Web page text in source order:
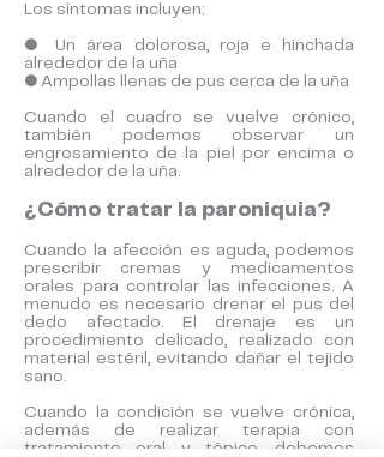
Los síntomas incluyen:
● Un área dolorosa, roja e hinchada
alrededor de la uña
● Ampollas llenas de pus cerca de la uña
Cuando el cuadro se vuelve crónico,
también podemos observar un
engrosamiento de la piel por encima o
alrededor de la uña.
¿Cómo tratar la paroniquia?
Cuando la afección es aguda, podemos
prescribir cremas y medicamentos
orales para controlar las infecciones. A
menudo es necesario drenar el pus del
dedo afectado. El drenaje es un
procedimiento delicado, realizado con
material estéril, evitando dañar el tejido
sano.
Cuando la condición se vuelve crónica,
además de realizar terapia con
tratamiento oral y tópico, debemos